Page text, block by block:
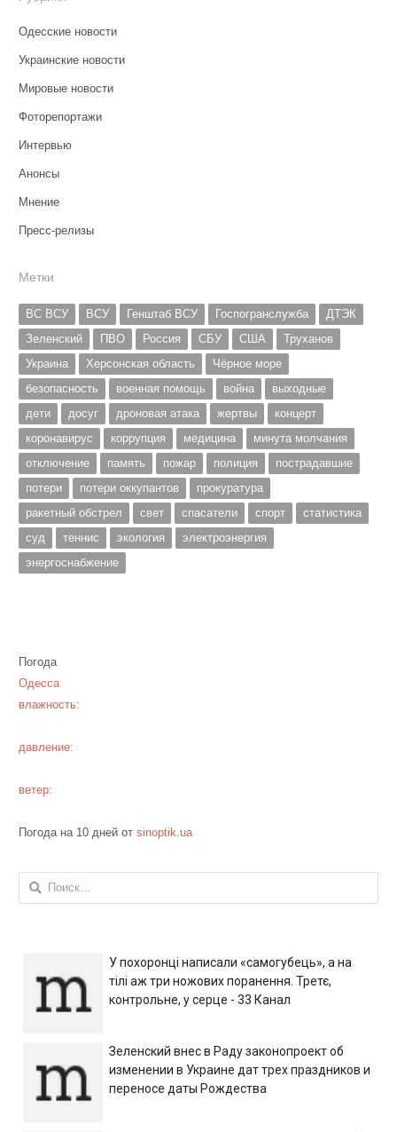
Одесские новости
Украинские новости
Мировые новости
Фоторепортажи
Интервью
Анонсы
Мнение
Пресс-релизы
Метки
ВС ВСУ ВСУ Генштаб ВСУ Госпогранслужба
ДТЭК
Зеленский
ПВО Россия СБУ США
Труханов
Украина
Херсонская область
Чёрное море
безопасность
военная помощь война
выходные
дети
досуг дроновая атака жертвы
концерт
коронавирус
коррупция медицина
минута молчания
отключение
память пожар полиция
пострадавшие
потери
потери оккупантов
прокуратура
ракетный обстрел
свет спасатели спорт
статистика
суд
теннис экология
электроэнергия
энергоснабжение
Погода
Одесса
влажность:
давление:
ветер:
Погода на 10 дней от sinoptik.ua
Найти:
У похоронці написали «самогубець», а на
тілі аж три ножових поранення. Третє,
контрольне, у серце - 33 Канал
Зеленский внес в Раду законопроект об
изменении в Украине дат трех праздников и
переносе даты Рождества